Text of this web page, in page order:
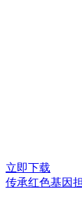
立即下载
传承红色基因